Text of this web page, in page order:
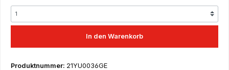
In den Warenkorb
Produktnummer: 21YU0036GE